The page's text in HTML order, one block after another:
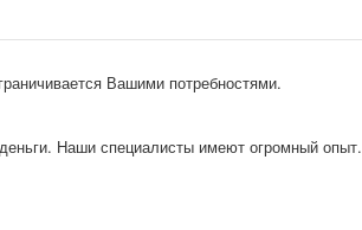
Вашими потребностями.
Наши специалисты имеют огромный опыт.